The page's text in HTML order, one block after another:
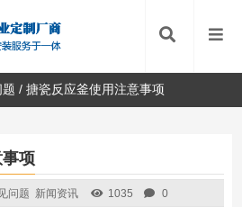
/搪瓷反应釜使用注意事项
项
问题 新闻资讯 1035 0